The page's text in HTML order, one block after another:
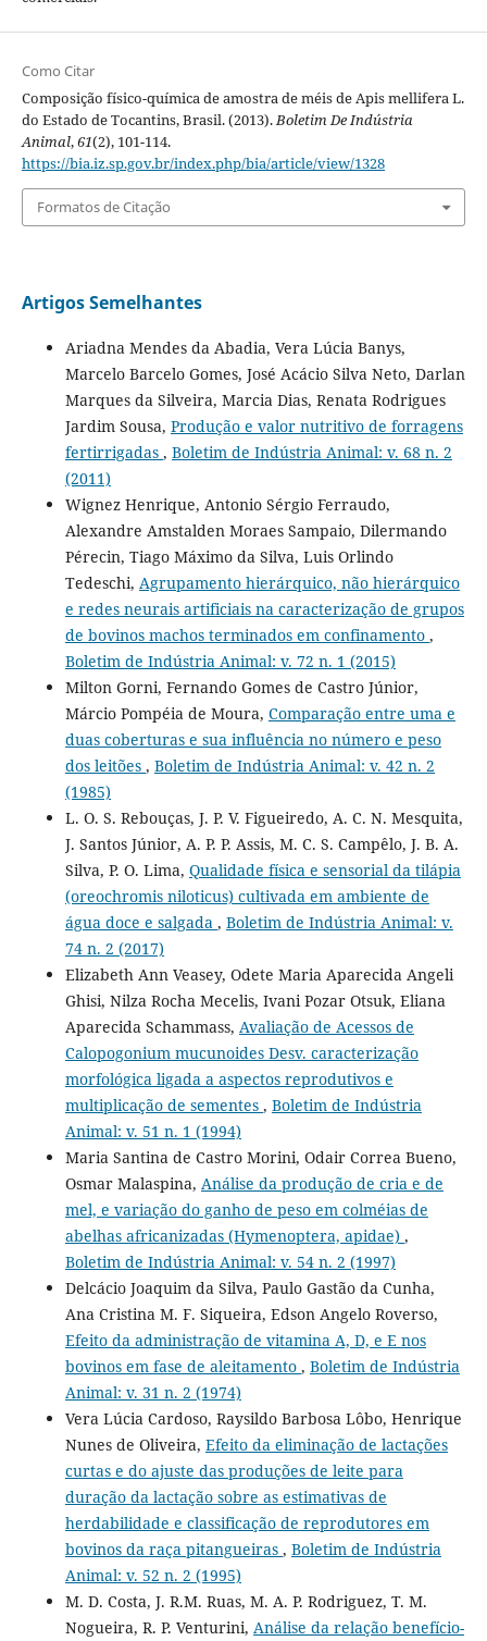
Como Citar
Composição físico-química de amostra de méis de Apis mellifera L.
do Estado de Tocantins, Brasil. (2013).Boletim De Indústria
Animal,61(2), 101-114.
https://bia.iz.sp.gov.br/index.php/bia/article/view/1328
Formatos de Citação
Artigos Semelhantes
Ariadna Mendes da Abadia, Vera Lúcia Banys,
Marcelo Barcelo Gomes, José Acácio Silva Neto, Darlan
Marques da Silveira, Marcia Dias, Renata Rodrigues
Jardim Sousa, Produção e valor nutritivo de forragens
fertirrigadas , Boletim de Indústria Animal: v. 68 n. 2
(2011)
Wignez Henrique, Antonio Sérgio Ferraudo,
Alexandre Amstalden Moraes Sampaio, Dilermando
Pérecin, Tiago Máximo da Silva, Luis Orlindo
Tedeschi, Agrupamento hierárquico, não hierárquico
e redes neurais artificiais na caracterização de grupos
de bovinos machos terminados em confinamento ,
Boletim de Indústria Animal: v. 72 n. 1 (2015)
Milton Gorni, Fernando Gomes de Castro Júnior,
Márcio Pompéia de Moura, Comparação entre uma e
duas coberturas e sua influência no número e peso
dos leitões , Boletim de Indústria Animal: v. 42 n. 2
(1985)
L. O. S. Rebouças, J. P. V. Figueiredo, A. C. N. Mesquita,
J. Santos Júnior, A. P. P. Assis, M. C. S. Campêlo, J. B. A.
Silva, P. O. Lima, Qualidade física e sensorial da tilápia
(oreochromis niloticus) cultivada em ambiente de
água doce e salgada , Boletim de Indústria Animal: v.
74 n. 2 (2017)
Elizabeth Ann Veasey, Odete Maria Aparecida Angeli
Ghisi, Nilza Rocha Mecelis, Ivani Pozar Otsuk, Eliana
Aparecida Schammass, Avaliação de Acessos de
Calopogonium mucunoides Desv. caracterização
morfológica ligada a aspectos reprodutivos e
multiplicação de sementes , Boletim de Indústria
Animal: v. 51 n. 1 (1994)
Maria Santina de Castro Morini, Odair Correa Bueno,
Osmar Malaspina, Análise da produção de cria e de
mel, e variação do ganho de peso em colméias de
abelhas africanizadas (Hymenoptera, apidae) ,
Boletim de Indústria Animal: v. 54 n. 2 (1997)
Delcácio Joaquim da Silva, Paulo Gastão da Cunha,
Ana Cristina M. F. Siqueira, Edson Angelo Roverso,
Efeito da administração de vitamina A, D, e E nos
bovinos em fase de aleitamento , Boletim de Indústria
Animal: v. 31 n. 2 (1974)
Vera Lúcia Cardoso, Raysildo Barbosa Lôbo, Henrique
Nunes de Oliveira, Efeito da eliminação de lactações
curtas e do ajuste das produções de leite para
duração da lactação sobre as estimativas de
herdabilidade e classificação de reprodutores em
bovinos da raça pitangueiras , Boletim de Indústria
Animal: v. 52 n. 2 (1995)
M. D. Costa, J. R.M. Ruas, M. A. P. Rodriguez, T. M.
Nogueira, R. P. Venturini, Análise da relação benefício-